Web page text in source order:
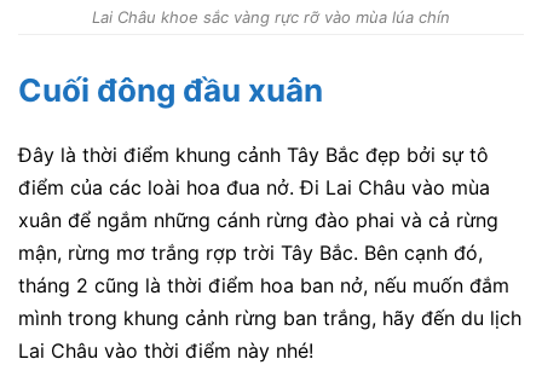
Lai Châu khoe sắc vàng rực rỡ vào mùa lúa chín
Cuối đông đầu xuân
Đây là thời điểm khung cảnh Tây Bắc đẹp bởi sự tô
điểm của các loài hoa đua nở. Đi Lai Châu vào mùa
xuân để ngắm những cánh rừng đào phai và cả rừng
mận, rừng mơ trắng rợp trời Tây Bắc. Bên cạnh đó,
tháng 2 cũng là thời điểm hoa ban nở, nếu muốn đắm
mình trong khung cảnh rừng ban trắng, hãy đến du lịch
Lai Châu vào thời điểm này nhé!